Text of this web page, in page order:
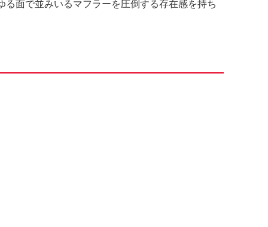
面で並みいるマフラーを圧倒する存在感を持ち